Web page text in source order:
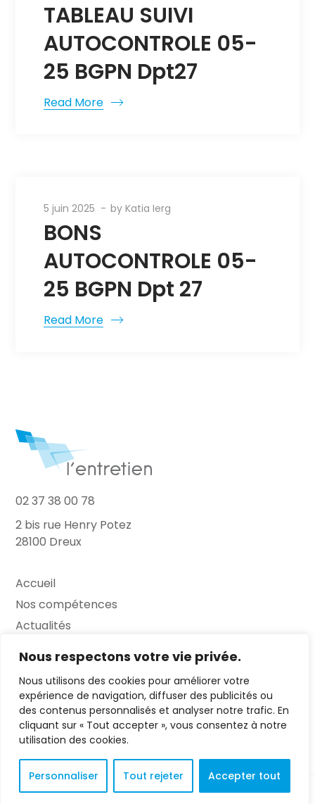
Nous respectons votre vie privée.
Nous utilisons des cookies pour améliorer votre
expérience de navigation, diffuser des publicités ou
des contenus personnalisés et analyser notre trafic. En
cliquant sur « Tout accepter », vous consentez à notre
utilisation des cookies.
Personnaliser Tout rejeter Accepter tout
TABLEAU SUIVI
AUTOCONTROLE 05-
25 BGPN Dpt27
Read More
5 juin 2025 byKatia Ierg
BONS
AUTOCONTROLE 05-
25 BGPN Dpt 27
Read More
02 37 38 00 78
2 bis rue Henry Potez
28100 Dreux
Accueil
Nos compétences
Actualités
Contact
FAQ
Mentions légales
© 2023 L'Entretien